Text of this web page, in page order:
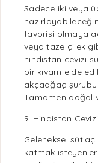
Sadece iki veya
favorisi olmaya
veya taze çilek
hindistan cevizi
bir kıvam elde
akçaağaç şurubu
Tamamen doğal
9. Hindistan
Gelenekselsütlaç
katmak